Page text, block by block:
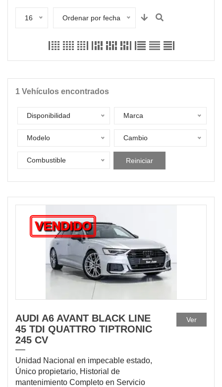
16 Ordenar por fecha
1 Vehículos encontrados
Disponibilidad Marca
Modelo Cambio
Combustible Reiniciar
VENDIDO
AUDI A6 AVANT BLACK LINE
45 TDI QUATTRO TIPTRONIC
245 CV
Unidad Nacional en impecable estado,
Único propietario, Historial de
mantenimiento Completo en Servicio
Ver